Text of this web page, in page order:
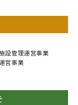
設管理運営事業
営事業